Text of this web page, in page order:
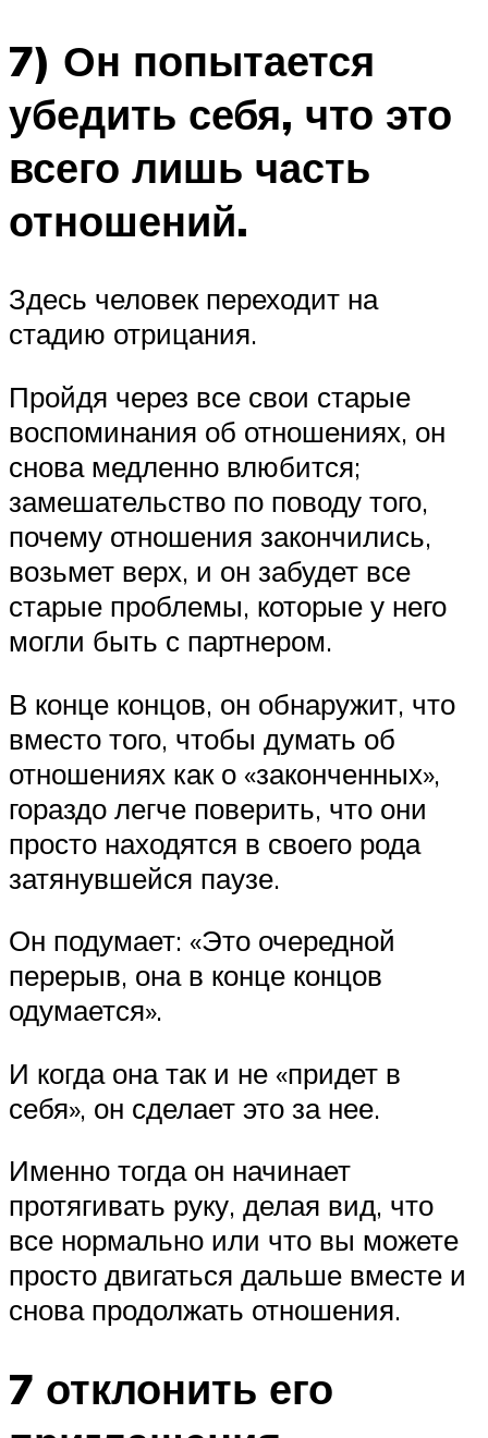
7) Он попытается
убедить себя, что это
всего лишь часть
отношений.
Здесь человек переходит на
стадию отрицания.
Пройдя через все свои старые
воспоминания об отношениях, он
снова медленно влюбится;
замешательство по поводу того,
почему отношения закончились,
возьмет верх, и он забудет все
старые проблемы, которые у него
могли быть с партнером.
В конце концов, он обнаружит, что
вместо того, чтобы думать об
отношениях как о «законченных»,
гораздо легче поверить, что они
просто находятся в своего рода
затянувшейся паузе.
Он подумает: «Это очередной
перерыв, она в конце концов
одумается».
И когда она так и не «придет в
себя», он сделает это за нее.
Именно тогда он начинает
протягивать руку, делая вид, что
все нормально или что вы можете
просто двигаться дальше вместе и
снова продолжать отношения.
7 отклонить его